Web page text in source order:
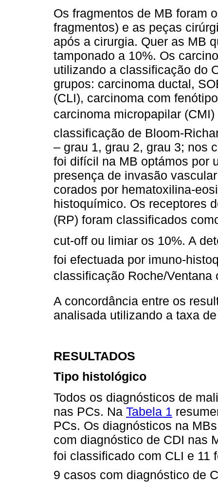
Os fragmentos de MB foram
fragmentos) e as peças
após a cirurgia. Quer as MB
tamponado a 10%. Os
utilizando a classificação do
grupos: carcinoma ductal,
(CLI), carcinoma com
carcinoma micropapilar (CMI)
classificação de Bloom-
– grau 1, grau 2, grau 3; nos
foi difícil na MB optámos por
presença de invasão
corados por hematoxilina-
histoquímico. Os receptores
(RP) foram classificados como
cut-off ou limiar os 10%. A
foi efectuada por imuno-
classificação Roche/
A concordância entre os
analisada utilizando a taxa
RESULTADOS
Tipo histológico
Todos os diagnósticos de
nas PCs. Na Tabela 1
PCs. Os diagnósticos na
com diagnóstico de CDI nas
foi classificado com CLI e 11
9 casos com diagnóstico de